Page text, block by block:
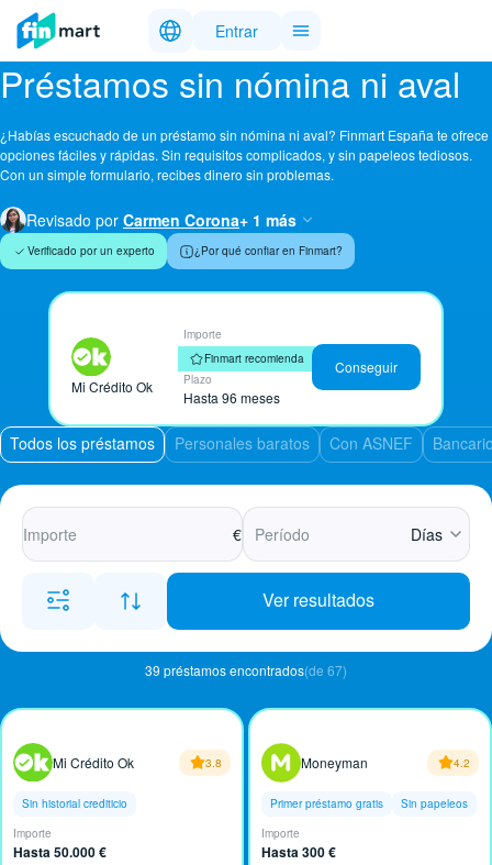
Entrar
Préstamos sin nómina ni aval
¿Habías escuchado de un préstamo sin nómina ni aval? Finmart España te ofrece
opciones fáciles y rápidas. Sin requisitos complicados, y sin papeleos tediosos.
Con un simple formulario, recibes dinero sin problemas.
Revisado por Carmen Corona+ 1 más
Verificado por un experto ¿Por qué confiar en Finmart?
Finmart recomienda
Mi Crédito Ok
Importe
Hasta 50.000 €
Plazo
Hasta 96 meses
Conseguir
Todos los préstamos Personales baratos Con ASNEF
€ Días
Ver resultados
39 préstamos encontrados(de 67)
Mi Crédito Ok 3.8
Sin historial crediticio
Importe
Hasta 50.000 €
Moneyman 4.2
Primer préstamo gratis
Sin papeleos
Importe
Hasta 300 €